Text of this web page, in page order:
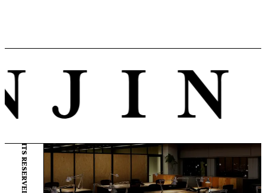
© ENJIN Inc. ALL RIGHTS RESERVED.